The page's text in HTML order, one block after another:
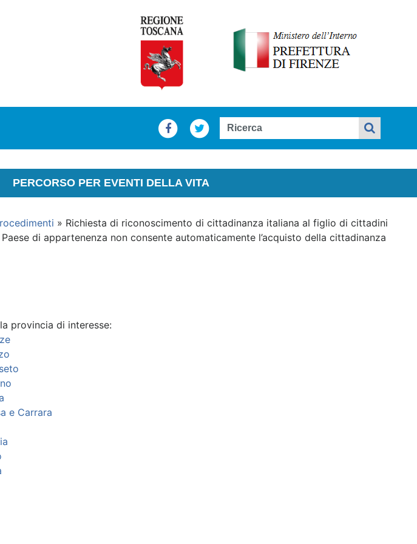
PERCORSO PER EVENTI DELLA VITA
» Richiesta di riconoscimento di cittadinanza italiana al figlio di cittadini
di appartenenza non consente automaticamente l’acquisto della cittadinanza
provincia di interesse:
e Carrara